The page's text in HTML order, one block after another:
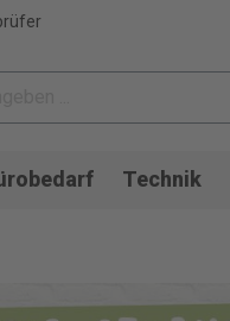
Technik